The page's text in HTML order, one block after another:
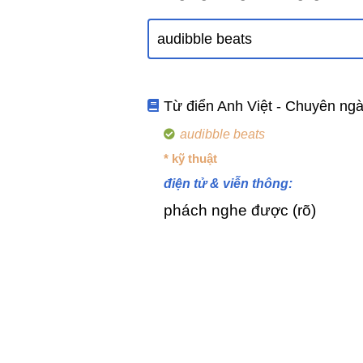
Từ điển Anh Việt - Chuyên
audibble beats
* kỹ thuật
điện tử & viễn thông:
phách nghe được (rõ)